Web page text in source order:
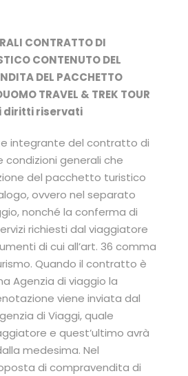
CONTRATTO DI
CONTENUTO DEL
DEL PACCHETTO
TRAVEL & TREK TOUR
i diritti riservati
integrante del contratto di
condizioni generali che
del pacchetto turistico
ovvero nel separato
nonché la conferma di
richiesti dal viaggiatore
di cui all’art. 36 comma
Quando il contratto è
Agenzia di viaggio la
viene inviata dal
di Viaggi, quale
e quest’ultimo avrà
medesima. Nel
di compravendita di